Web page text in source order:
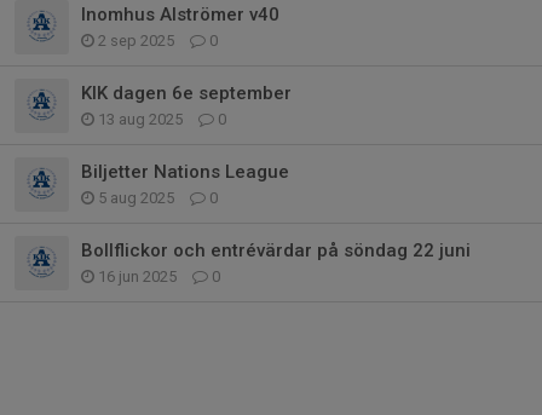
Inomhus Alströmer v40
2 sep 2025 0
KIK dagen 6e september
13 aug 2025 0
Biljetter Nations League
5 aug 2025 0
Bollflickor och entrévärdar på söndag 22 juni
16 jun 2025 0